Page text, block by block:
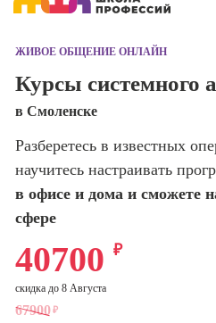
Школа дизайна
программирования
Школа психологии
Школа актерского
мастерства
Школа бизнеса и
ЖИВОЕ ОБЩЕНИЕ ОНЛАЙН
Курсы системного
в Смоленске
Разберетесь в известных
научитесь настраивать
в офисе и дома и сможете
сфере
67900 ₽
40700 ₽
скидка до 8 Августа